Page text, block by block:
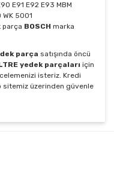
E91 E92 E93 MBM
WK 5001
parça BOSCH marka
parça satışında öncü
yedek parçaları için
isteriz. Kredi
sitemiz üzerinden güvenle